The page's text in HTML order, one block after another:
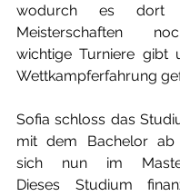
wodurch es dort
Meisterschaften
wichtige Turniere gibt
Wettkampferfahrung
Sofia schloss das
mit dem Bachelor
sich nun im
Dieses Studium